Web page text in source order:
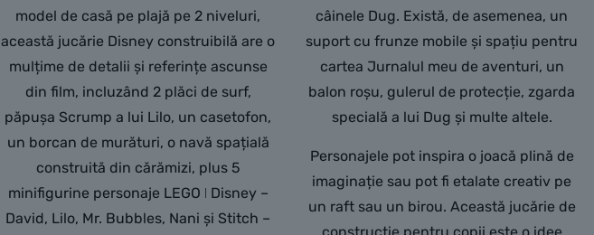
model de casă pe plajă pe 2 niveluri,
această jucărie Disney construibilă are o
mulțime de detalii și referințe ascunse
din film, incluzând 2 plăci de surf,
păpușa Scrump a lui Lilo, un casetofon,
un borcan de murături, o navă spațială
construită din cărămizi, plus 5
minifigurine personaje LEGO ǀ Disney –
David, Lilo, Mr. Bubbles, Nani și Stitch –
câinele Dug. Există, de asemenea, un
suport cu frunze mobile și spațiu pentru
cartea Jurnalul meu de aventuri, un
balon roșu, gulerul de protecție, zgarda
specială a lui Dug și multe altele.
Personajele pot inspira o joacă plină de
imaginație sau pot fi etalate creativ pe
un raft sau un birou. Această jucărie de